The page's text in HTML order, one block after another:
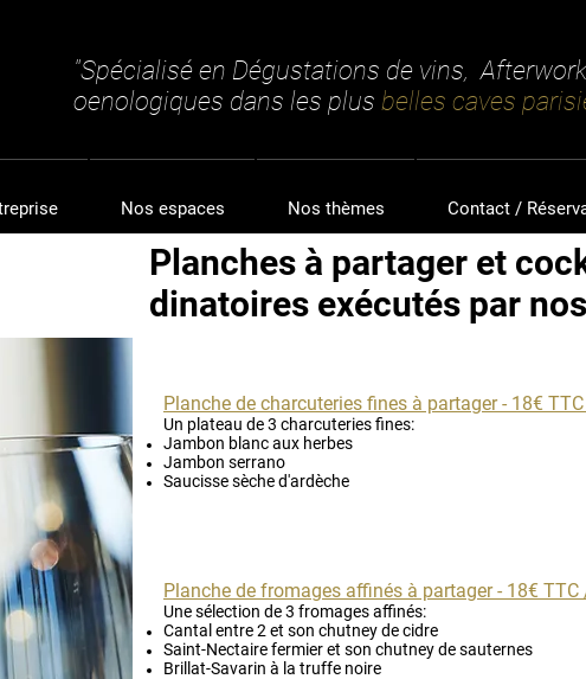
"Spécialisé en Dégustations de vins,
oenologiques dans les plus belles caves
Nos espaces Nos thèmes Contact /
Planches à partager et
dinatoires exécutés par
Planche de charcuteries fines à partager - 18€
Un plateau de 3 charcuteries fines:
Jambon blanc aux herbes
Jambon serrano
Saucisse sèche d'ardèche
Planche de fromages affinés à partager - 18€
Une sélection de 3 fromages affinés:
Cantal entre 2 et son chutney de cidre
Saint-Nectaire fermier et son chutney de sauternes
Brillat-Savarin à la truffe noire